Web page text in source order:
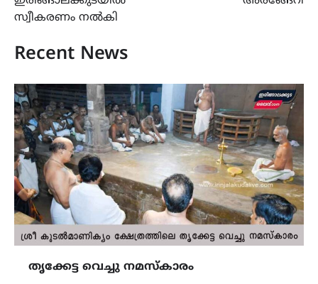
സ്വീകരണം നൽകി
Recent News
തൃക്കേട്ട വെച്ചു നമസ്കാരം